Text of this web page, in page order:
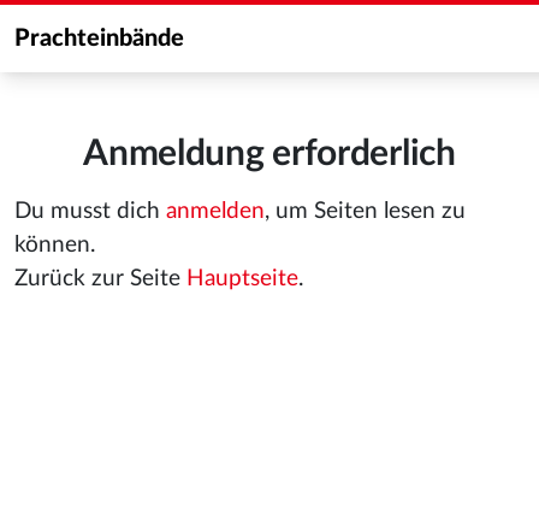
Prachteinbände
Anmeldung erforderlich
Du musst dich anmelden, um Seiten lesen zu
können.
Zurück zur Seite Hauptseite.